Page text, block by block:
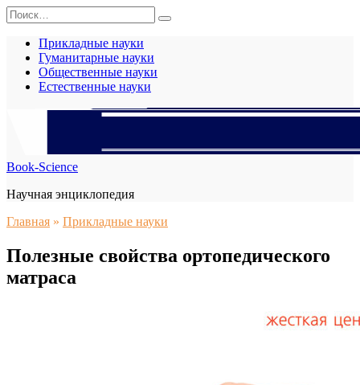
Перейти
к
содержанию
Search
for:
Прикладные науки
Гуманитарные науки
Общественные науки
Естественные науки
Book-Science
Научная энциклопедия
Главная » Прикладные науки
Полезные свойства ортопедического
матраса